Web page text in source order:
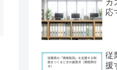
カ
応
従
援